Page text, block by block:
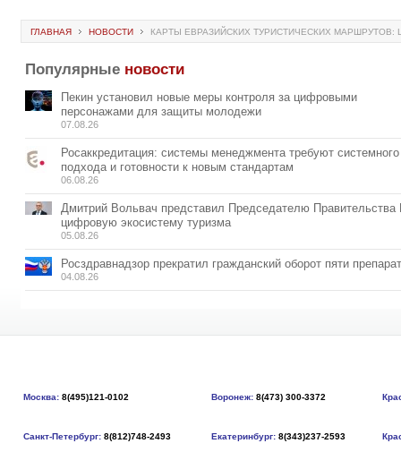
ГЛАВНАЯ НОВОСТИ КАРТЫ ЕВРАЗИЙСКИХ ТУРИСТИЧЕСКИХ МАРШРУТОВ:
Популярные новости
Пекин установил новые меры контроля за цифровыми
персонажами для защиты молодежи
07.08.26
Росаккредитация: системы менеджмента требуют системного
подхода и готовности к новым стандартам
06.08.26
Дмитрий Вольвач представил Председателю
цифровую экосистему туризма
05.08.26
Росздравнадзор прекратил гражданский оборот пяти
04.08.26
Москва: 8(495)121-0102 Воронеж: 8(473) 300-3372
Санкт-Петербург: 8(812)748-2493 Екатеринбург: 8(343)237-2593